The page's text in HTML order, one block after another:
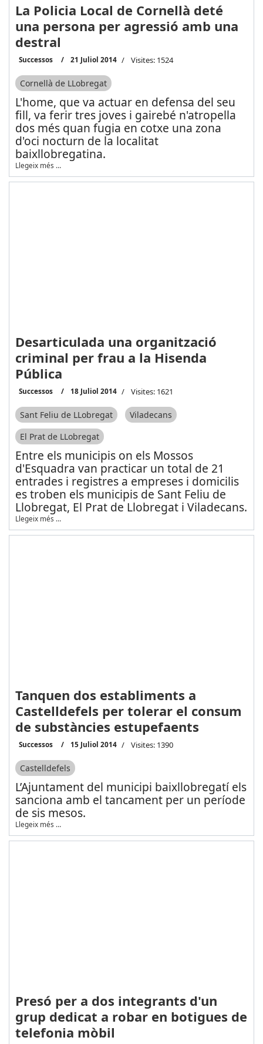
La Policia Local de Cornellà deté
una persona per agressió amb una
destral
Successos 21 Juliol 2014 Visites: 1524
Cornellà de LLobregat
L'home, que va actuar en defensa del seu
fill, va ferir tres joves i gairebé n'atropella
dos més quan fugia en cotxe una zona
d'oci nocturn de la localitat
baixllobregatina.
Llegeix més …
Desarticulada una organització
criminal per frau a la Hisenda
Pública
Successos 18 Juliol 2014 Visites: 1621
Sant Feliu de LLobregat
Viladecans
El Prat de LLobregat
Entre els municipis on els Mossos
d'Esquadra van practicar un total de 21
entrades i registres a empreses i domicilis
es troben els municipis de Sant Feliu de
Llobregat, El Prat de Llobregat i Viladecans.
Llegeix més …
Tanquen dos establiments a
Castelldefels per tolerar el consum
de substàncies estupefaents
Successos 15 Juliol 2014 Visites: 1390
Castelldefels
L’Ajuntament del municipi baixllobregatí els
sanciona amb el tancament per un període
de sis mesos.
Llegeix més …
Presó per a dos integrants d'un
grup dedicat a robar en botigues de
telefonia mòbil